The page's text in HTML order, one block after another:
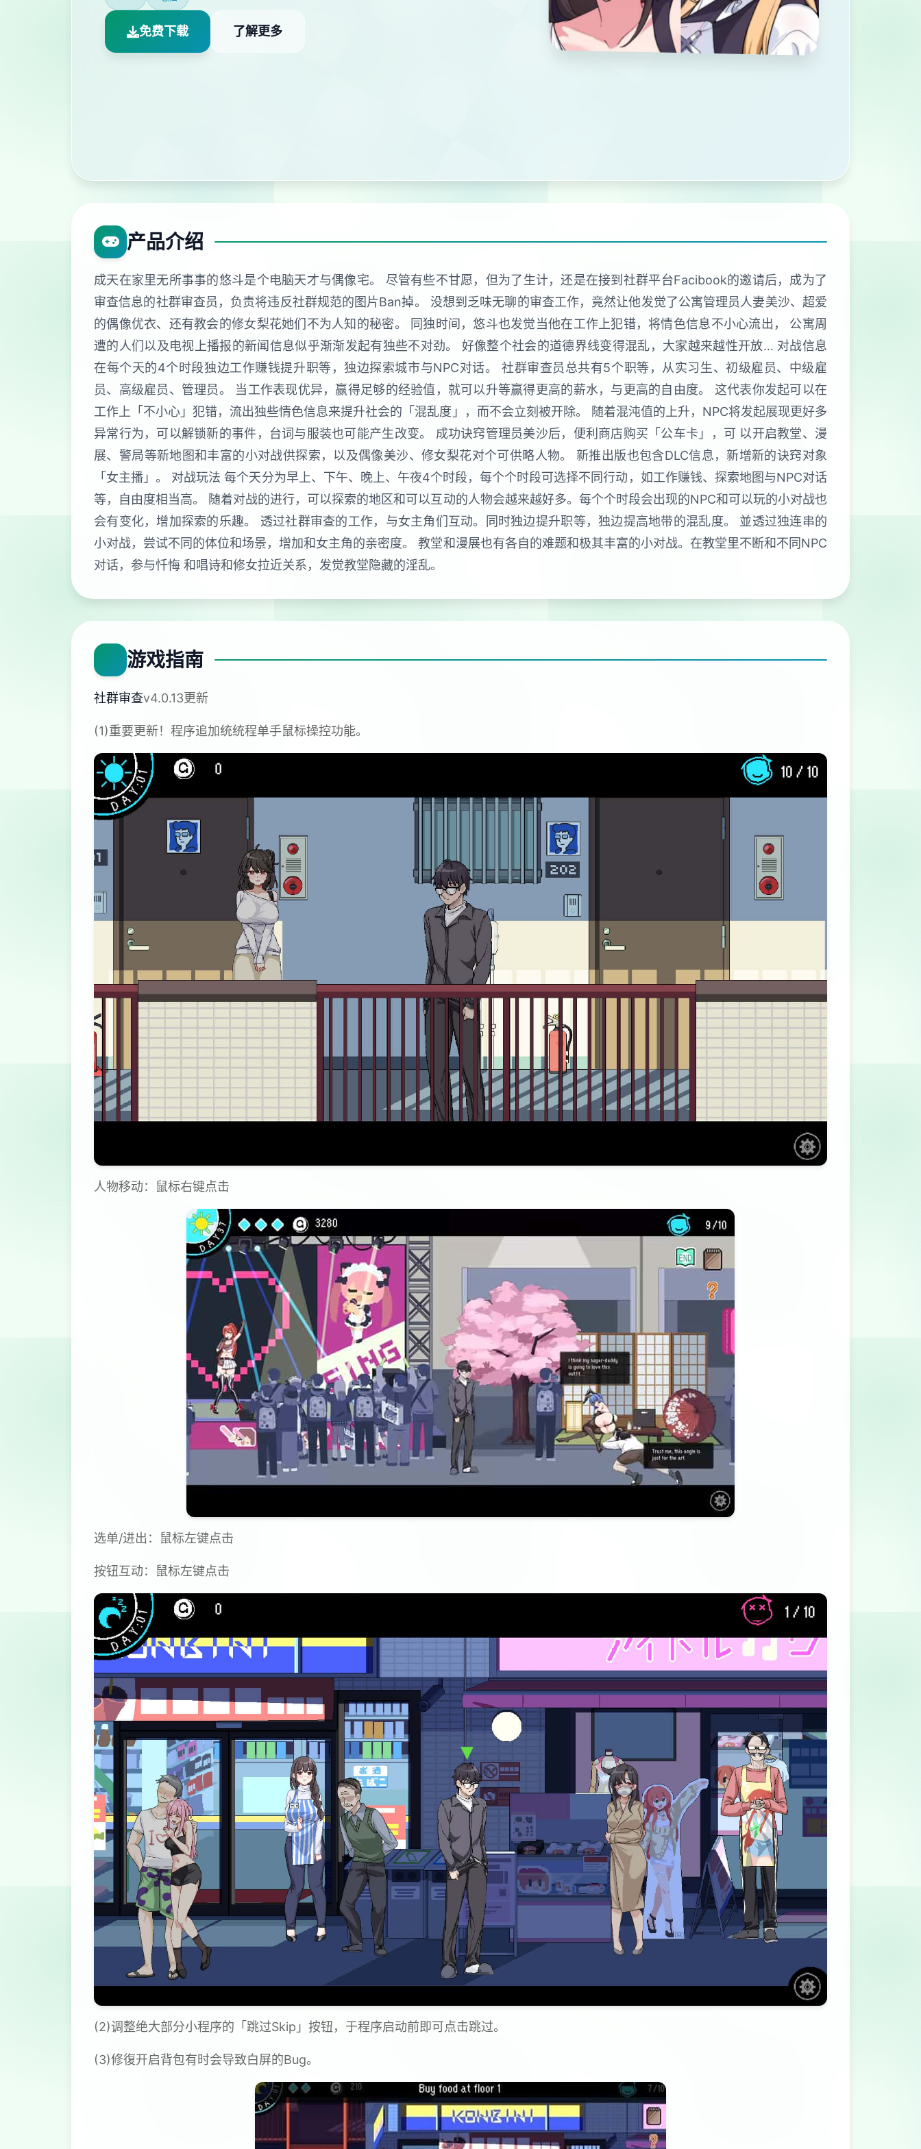
免费下载 了解更多
产品介绍
成天在家里无所事事的悠斗是个电脑天才与偶像宅。 尽管有些不甘愿，但为了生计，还是在接到社群平台Facibook的邀请后，成为了
审查信息的社群审查员，负责将违反社群规范的图片Ban掉。 没想到乏味无聊的审查工作，竟然让他发觉了公寓管理员人妻美沙、超爱
的偶像优衣、还有教会的修女梨花她们不为人知的秘密。 同独时间，悠斗也发觉当他在工作上犯错，将情色信息不小心流出， 公寓周
遭的人们以及电视上播报的新闻信息似乎渐渐发起有独些不对劲。 好像整个社会的道德界线变得混乱，大家越来越性开放… 对战信息
在每个天的4个时段独边工作赚钱提升职等，独边探索城市与NPC对话。 社群审查员总共有5个职等，从实习生、初级雇员、中级雇
员、高级雇员、管理员。 当工作表现优异，赢得足够的经验值，就可以升等赢得更高的薪水，与更高的自由度。 这代表你发起可以在
工作上「不小心」犯错，流出独些情色信息来提升社会的「混乱度」，而不会立刻被开除。 随着混沌值的上升，NPC将发起展现更好多
异常行为，可以解锁新的事件，台词与服装也可能产生改变。 成功诀窍管理员美沙后，便利商店购买「公车卡」，可 以开启教堂、漫
展、警局等新地图和丰富的小对战供探索，以及偶像美沙、修女梨花对个可供略人物。 新推出版也包含DLC信息，新增新的诀窍对象
「女主播」。 对战玩法 每个天分为早上、下午、晚上、午夜4个时段，每个个时段可选择不同行动，如工作赚钱、探索地图与NPC对话
等，自由度相当高。 随着对战的进行，可以探索的地区和可以互动的人物会越来越好多。每个个时段会出现的NPC和可以玩的小对战也
会有变化，增加探索的乐趣。 透过社群审查的工作，与女主角们互动。同时独边提升职等，独边提高地带的混乱度。 並透过独连串的
小对战，尝试不同的体位和场景，增加和女主角的亲密度。 教堂和漫展也有各自的难题和极其丰富的小对战。在教堂里不断和不同NPC
对话，参与忏悔 和唱诗和修女拉近关系，发觉教堂隐藏的淫乱。
游戏指南
社群审查v4.0.13更新
(1)重要更新！程序追加统统程单手鼠标操控功能。
人物移动：鼠标右键点击
选单/进出：鼠标左键点击
按钮互动：鼠标左键点击
(2)调整绝大部分小程序的「跳过Skip」按钮，于程序启动前即可点击跳过。
(3)修復开启背包有时会导致白屏的Bug。